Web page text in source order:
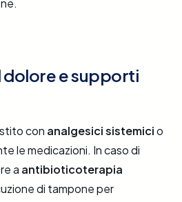
dolore e supporti
con analgesici sistemicio
le medicazioni. In caso di
a antibioticoterapia
di tampone per